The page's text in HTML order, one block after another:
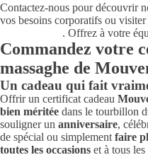
Contactez-nous pour découvrir
vos besoins corporatifs ou
. Offrez à votre
Commandez votre
massaghe de
Un cadeau qui fait
Offrir un certificat cadeau
bien méritée dans le tourbillon
souligner un anniversaire,
de spécial ou simplement faire
toutes les occasions et à tous les